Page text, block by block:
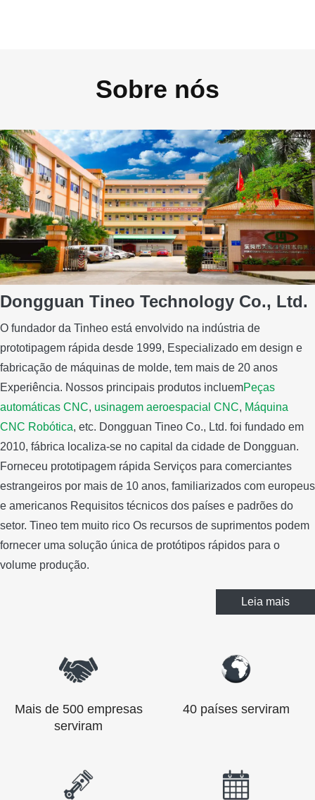
Sobre nós
Dongguan Tineo Technology Co., Ltd.
O fundador da Tinheo está envolvido na indústria de
prototipagem rápida desde 1999, Especializado em design e
fabricação de máquinas de molde, tem mais de 20 anos
Experiência. Nossos principais produtos incluemPeças
automáticas CNC, usinagem aeroespacial CNC, Máquina
CNC Robótica, etc. Dongguan Tineo Co., Ltd. foi fundado em
2010, fábrica localiza-se no capital da cidade de Dongguan.
Forneceu prototipagem rápida Serviços para comerciantes
estrangeiros por mais de 10 anos, familiarizados com europeus
e americanos Requisitos técnicos dos países e padrões do
setor. Tineo tem muito rico Os recursos de suprimentos podem
fornecer uma solução única de protótipos rápidos para o
volume produção.
Leia mais
Mais de 500 empresas
serviram
40 países serviram